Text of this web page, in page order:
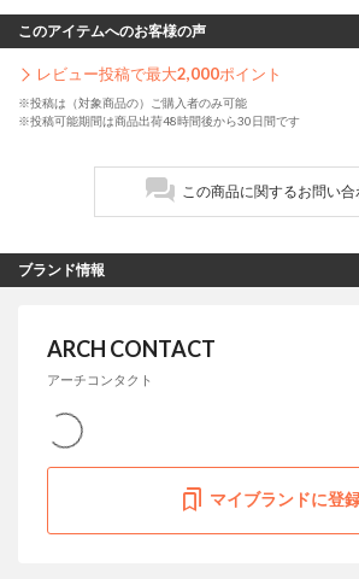
このアイテムへのお客様の声
レビュー投稿で最大2,000ポイント
※投稿は（対象商品の）ご購入者のみ可能
※投稿可能期間は商品出荷48時間後から30日間です
この商品に関するお問い合
ブランド情報
ARCH CONTACT
アーチコンタクト
マイブランドに登